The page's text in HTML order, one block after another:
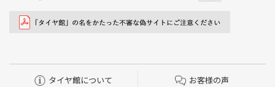
タイヤ館について お客様の声